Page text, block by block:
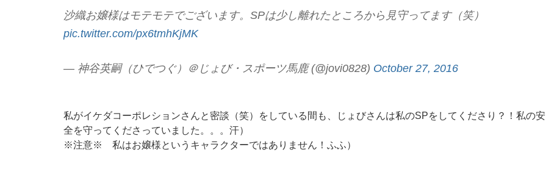
沙織お嬢様はモテモテでございます。SPは少し離れたところから見守ってます（笑）
pic.twitter.com/px6tmhKjMK
— 神谷英嗣（ひでつぐ）＠じょび・スポーツ馬鹿 (@jovi0828) October 27, 2016
私がイケダコーポレションさんと密談（笑）をしている間も、じょびさんは私のSPをしてくださり？！私の安
全を守ってくださっていました。。。汗）
※注意※ 私はお嬢様というキャラクターではありません！ふふ）